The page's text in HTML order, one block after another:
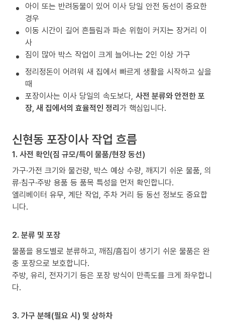
아이 또는 반려동물이 있어 이사 당일 안전 동선이 중요한
경우
이동 시간이 길어 흔들림과 파손 위험이 커지는 장거리 이
사
짐이 많아 박스 작업이 크게 늘어나는 2인 이상 가구
정리정돈이 어려워 새 집에서 빠르게 생활을 시작하고 싶을
때
포장이사는 이사 당일의 속도보다, 사전 분류와 안전한 포
장, 새 집에서의 효율적인 정리가 핵심입니다.
신현동 포장이사 작업 흐름
1. 사전 확인(짐 규모/특이 물품/현장 동선)
가구·가전 크기와 물건량, 박스 예상 수량, 깨지기 쉬운 물품, 의
류·침구·주방 용품 등 품목 특성을 먼저 확인합니다.
엘리베이터 유무, 계단 작업, 주차 거리 등 동선 정보도 중요합
니다.
2. 분류 및 포장
물품을 용도별로 분류하고, 깨짐/흠집이 생기기 쉬운 물품은 완
충 포장으로 보호합니다.
주방, 유리, 전자기기 등은 포장 방식이 만족도를 크게 좌우합니
다.
3. 가구 분해(필요 시) 및 상하차